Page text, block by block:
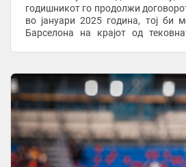
годишникот го продолжи
во јануари 2025 година, тој би
Барселона на крајот од